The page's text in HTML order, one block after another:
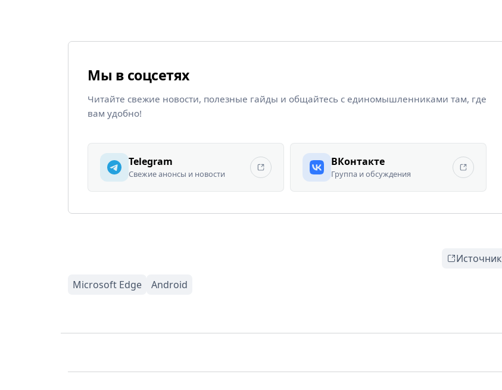
Мы в соцсетях
Читайте свежие новости, полезные гайды и общайтесь с единомышленниками там, где
вам удобно!
Telegram
Свежие анонсы и новости
ВКонтакте
Группа и обсуждения
Источник